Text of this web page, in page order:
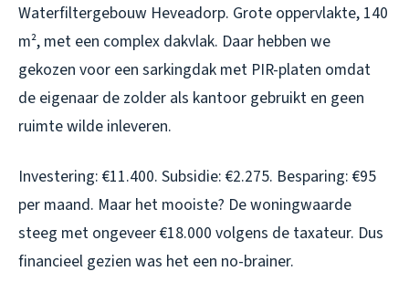
Waterfiltergebouw Heveadorp. Grote oppervlakte, 140
m², met een complex dakvlak. Daar hebben we
gekozen voor een sarkingdak met PIR-platen omdat
de eigenaar de zolder als kantoor gebruikt en geen
ruimte wilde inleveren.
Investering: €11.400. Subsidie: €2.275. Besparing: €95
per maand. Maar het mooiste? De woningwaarde
steeg met ongeveer €18.000 volgens de taxateur. Dus
financieel gezien was het een no-brainer.